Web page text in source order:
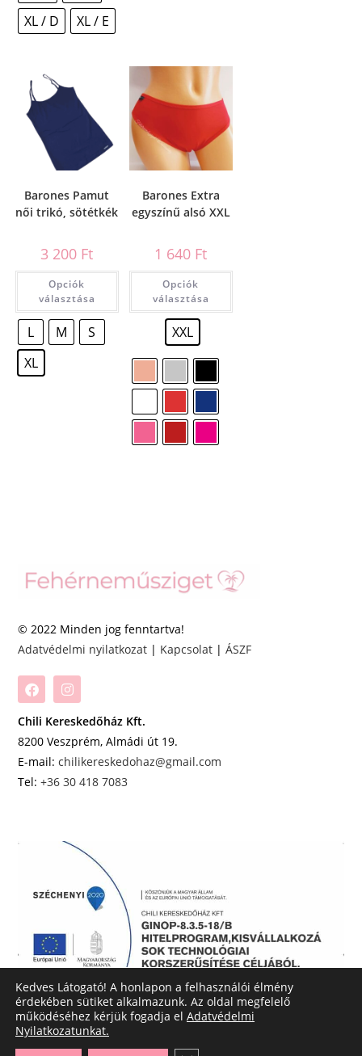
XL / D
XL / E
Barones Pamut
női trikó, sötétkék
3 200 Ft
Opciók
választása
L M
S
XL
Barones Extra
egyszínű alsó XXL
1 640 Ft
Opciók
választása
XXL
© 2022 Minden jog fenntartva!
Adatvédelmi nyilatkozat | Kapcsolat |ÁSZF
Chili Kereskedőház Kft.
8200 Veszprém, Almádi út 19.
E-mail:chilikereskedohaz@gmail.com
Tel:+36 30 418 7083
Kedves Látogató! A honlapon a felhasználói élmény
érdekében sütiket alkalmazunk. Az oldal megfelelő
működéséhez kérjük fogadja el Adatvédelmi
Nyilatkozatunkat.